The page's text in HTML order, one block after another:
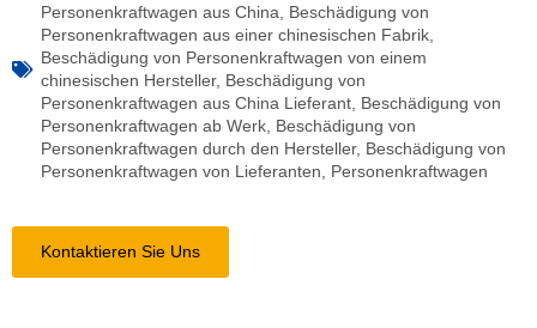
Personenkraftwagen aus China
Beschädigung von
Personenkraftwagen aus einer chinesischen Fabrik
Beschädigung von Personenkraftwagen von einem
chinesischen Hersteller, Beschädigung von
Personenkraftwagen aus China Lieferant Beschädigung von
Personenkraftwagen ab Werk Beschädigung von
Personenkraftwagen durch den Hersteller, Beschädigung von
Personenkraftwagen von Lieferanten
Personenkraftwagen
Kontaktieren Sie Uns